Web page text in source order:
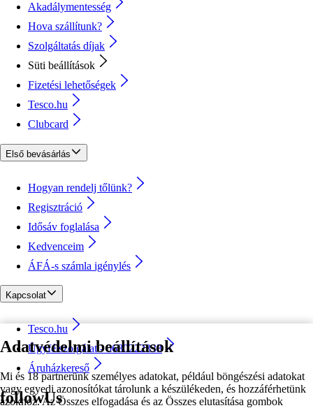
Adatvédelmi beállítások
Mi és 18 partnerünk személyes adatokat, például böngészési adatokat
vagy egyedi azonosítókat tárolunk a készülékeden, és hozzáférhetünk
azokhoz. Az Összes elfogadása és az Összes elutasítása gombok
Akadálymentesség
Hova szállítunk?
Szolgáltatás díjak
Süti beállítások
Fizetési lehetőségek
Tesco.hu
Clubcard
Első bevásárlás
Hogyan rendelj tőlünk?
Regisztráció
Idősáv foglalása
Kedvenceim
ÁFÁ-s számla igénylés
Kapcsolat
Tesco.hu
Ügyfélszolgálat - 0680222333
Áruházkereső
followUs